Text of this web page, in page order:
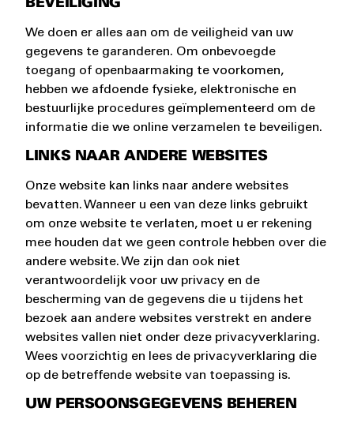
BEVEILIGING
We doen er alles aan om de veiligheid van uw
gegevens te garanderen. Om onbevoegde
toegang of openbaarmaking te voorkomen,
hebben we afdoende fysieke, elektronische en
bestuurlijke procedures geïmplementeerd om de
informatie die we online verzamelen te beveiligen.
LINKS NAAR ANDERE WEBSITES
Onze website kan links naar andere websites
bevatten. Wanneer u een van deze links gebruikt
om onze website te verlaten, moet u er rekening
mee houden dat we geen controle hebben over die
andere website. We zijn dan ook niet
verantwoordelijk voor uw privacy en de
bescherming van de gegevens die u tijdens het
bezoek aan andere websites verstrekt en andere
websites vallen niet onder deze privacyverklaring.
Wees voorzichtig en lees de privacyverklaring die
op de betreffende website van toepassing is.
UW PERSOONSGEGEVENS BEHEREN